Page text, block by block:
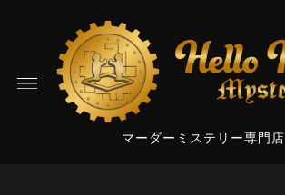
マーダーミステリー専門店